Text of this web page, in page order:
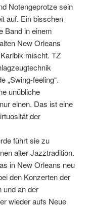
Notengeprotze sein
auf. Ein bisschen
Band in einem
New Orleans
mischt. TZ
„Swing-feeling“.
unübliche
einen. Das ist eine
der
führt sie zu
alter Jazztradition.
in New Orleans neu
den Konzerten der
und an der
wieder aufs Neue